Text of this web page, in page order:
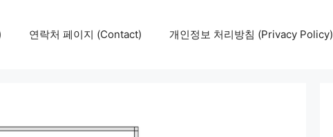
연락처 페이지 (Contact) 개인정보 처리방침 (Privacy Policy)